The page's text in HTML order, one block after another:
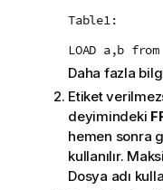
Table1:
LOAD a,b
Daha fazla
Etiket
deyimindeki
hemen sonra
kullanılır.
Dosya adı